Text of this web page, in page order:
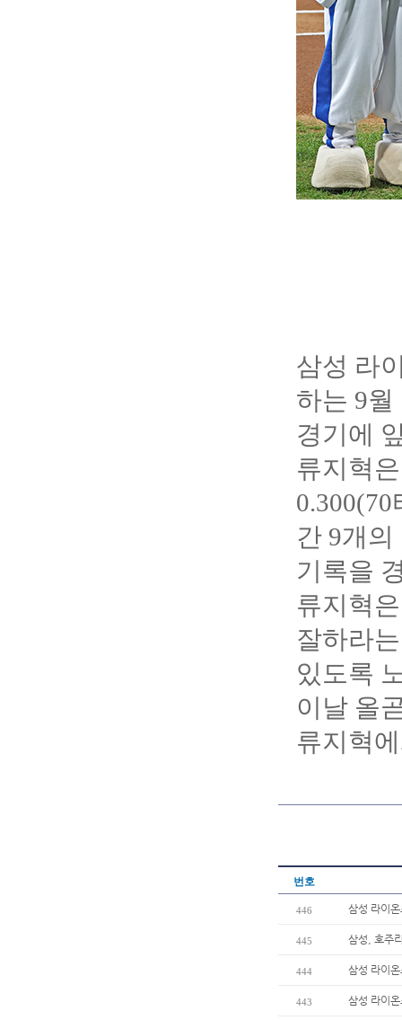
삼성 라
하는 9
경기에
류지혁
간 9개
기록을
류지혁
잘하라
있도록
이날 올
류지혁
번호
446 삼성 라이
445 삼성, 호주
444 삼성 라이
443 삼성 라이